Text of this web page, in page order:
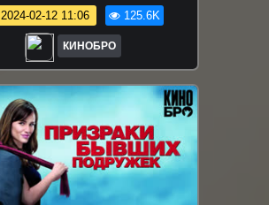
2024-02-12 11:06 125.6K
КИНОБРО